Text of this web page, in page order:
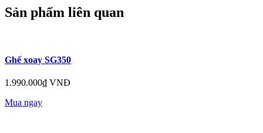
Sản phẩm liên quan
Ghế xoay SG350
1.990.000₫ VNĐ
Mua ngay